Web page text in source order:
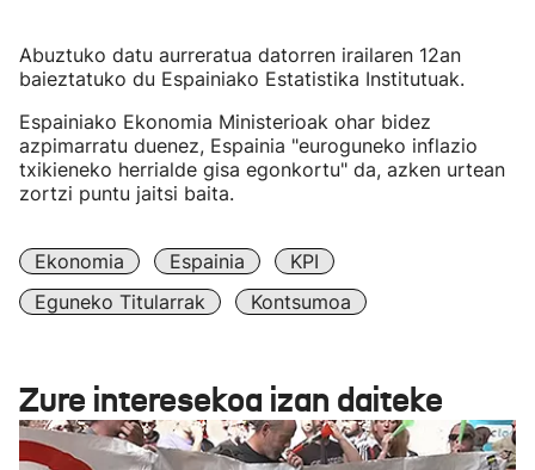
Abuztuko datu aurreratua datorren irailaren 12an
baieztatuko du Espainiako Estatistika Institutuak.
Espainiako Ekonomia Ministerioak ohar bidez
azpimarratu duenez, Espainia "euroguneko inflazio
txikieneko herrialde gisa egonkortu" da, azken urtean
zortzi puntu jaitsi baita.
Ekonomia Espainia
KPI
Eguneko Titularrak
Kontsumoa
Zure interesekoa izan daiteke